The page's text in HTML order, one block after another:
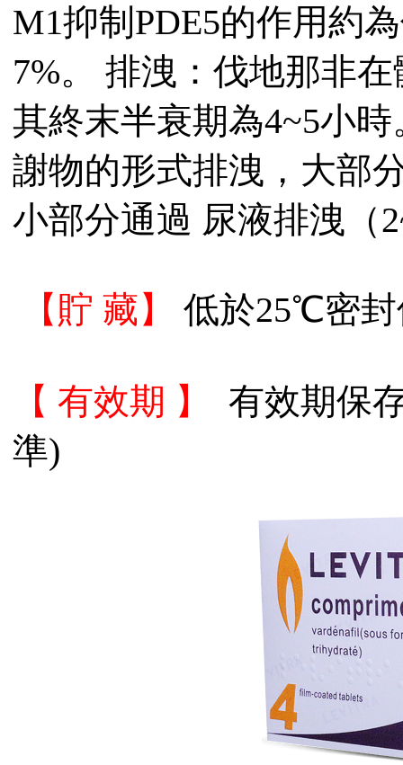
M1抑制PDE5的作用約
7%。 排洩：伐地那非
其終末半衰期為4~5小
謝物的形式排洩，大部
小部分通過 尿液排洩（
【貯 藏】 低於25℃密
【 有效期 】
有效期保
準)